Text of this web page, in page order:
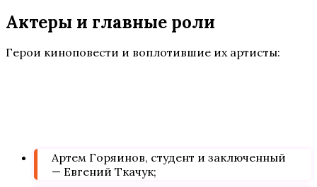
Актеры и главные роли
Герои киноповести и воплотившие их артисты:
Артем Горяинов, студент и заключенный
— Евгений Ткачук;